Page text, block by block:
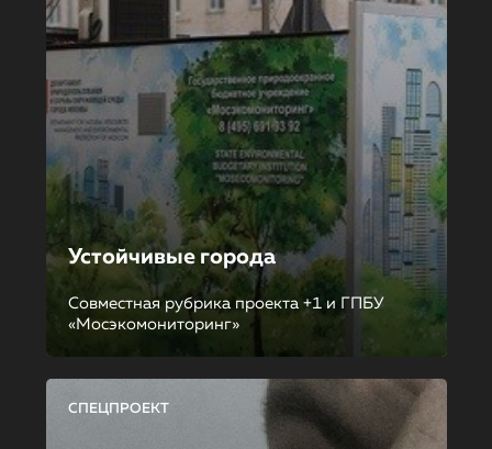
Устойчивые города
Совместная рубрика проекта +1 и ГПБУ
«Мосэкомониторинг»
СПЕЦПРОЕКТ